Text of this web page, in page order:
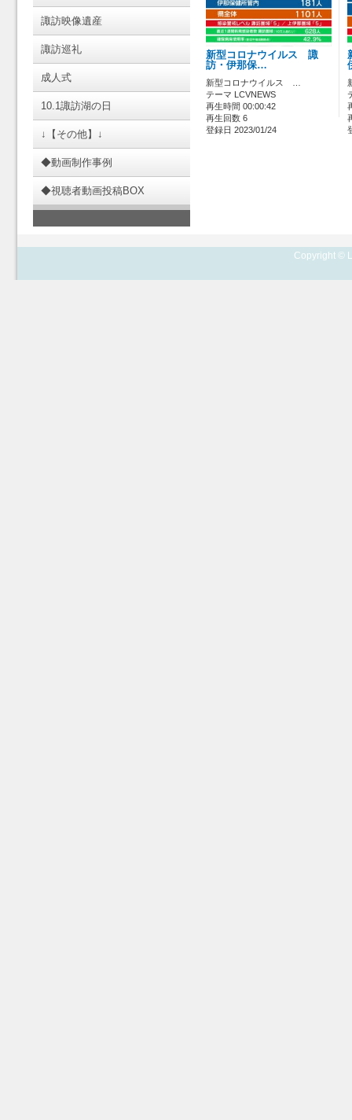
諏訪映像遺産
諏訪巡礼
成人式
10.1諏訪湖の日
↓【その他】↓
◆動画制作事例
◆視聴者動画投稿BOX
新型コロナウイルス 諏
訪・伊那保…
新型コロナウイルス …
テーマ LCVNEWS
再生時間 00:00:42
再生回数 6
登録日 2023/01/24
Copyright ©